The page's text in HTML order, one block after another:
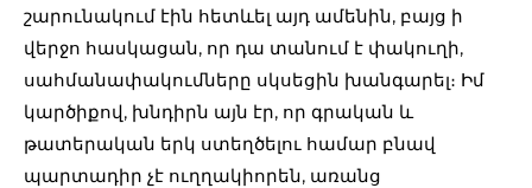
շարունակում էին հետևել այդ ամենին, բայց ի
վերջո հասկացան, որ դա տանում է փակուղի,
սահմանափակումները սկսեցին խանգարել։ Իմ
կարծիքով, խնդիրն այն էր, որ գրական և
թատերական երկ ստեղծելու համար բնավ
պարտադիր չէ ուղղակիորեն, առանց